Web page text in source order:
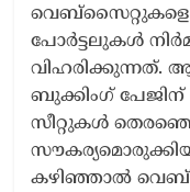
വെബ്‌സൈറ്റുകളെ
പോർട്ടലുകൾ
വിഹരിക്കുന്നത്.
ബുക്കിംഗ്
സീറ്റുകൾ
കഴിഞ്ഞാൽ